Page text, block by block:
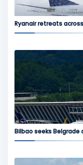
Ryanair retreats
Bilbao seeks